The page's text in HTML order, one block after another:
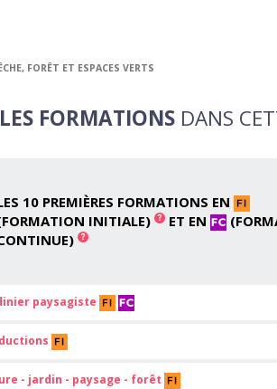
FORÊT ET ESPACES VERTS
FORMATIONS DANS
10 PREMIÈRES FORMATIONS EN
INITIALE)
ET EN
paysagiste
- jardin - paysage - forêt